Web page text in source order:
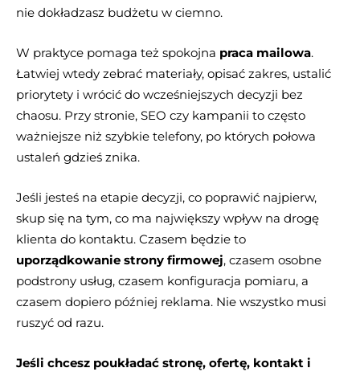
nie dokładzasz budżetu w ciemno.
W praktyce pomaga też spokojna praca mailowa.
Łatwiej wtedy zebrać materiały, opisać zakres, ustalić
priorytety i wrócić do wcześniejszych decyzji bez
chaosu. Przy stronie, SEO czy kampanii to często
ważniejsze niż szybkie telefony, po których połowa
ustaleń gdzieś znika.
Jeśli jesteś na etapie decyzji, co poprawić najpierw,
skup się na tym, co ma największy wpływ na drogę
klienta do kontaktu. Czasem będzie to
uporządkowanie strony firmowej, czasem osobne
podstrony usług, czasem konfiguracja pomiaru, a
czasem dopiero później reklama. Nie wszystko musi
ruszyć od razu.
Jeśli chcesz poukładać stronę, ofertę, kontakt i